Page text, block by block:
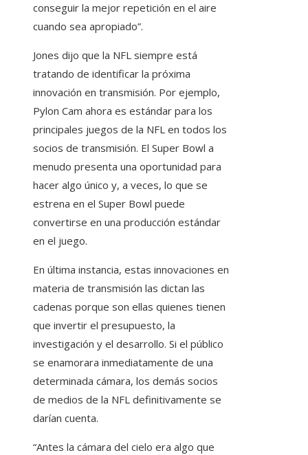
conseguir la mejor repetición en el aire
cuando sea apropiado”.
Jones dijo que la NFL siempre está
tratando de identificar la próxima
innovación en transmisión. Por ejemplo,
Pylon Cam ahora es estándar para los
principales juegos de la NFL en todos los
socios de transmisión. El Super Bowl a
menudo presenta una oportunidad para
hacer algo único y, a veces, lo que se
estrena en el Super Bowl puede
convertirse en una producción estándar
en el juego.
En última instancia, estas innovaciones en
materia de transmisión las dictan las
cadenas porque son ellas quienes tienen
que invertir el presupuesto, la
investigación y el desarrollo. Si el público
se enamorara inmediatamente de una
determinada cámara, los demás socios
de medios de la NFL definitivamente se
darían cuenta.
“Antes la cámara del cielo era algo que